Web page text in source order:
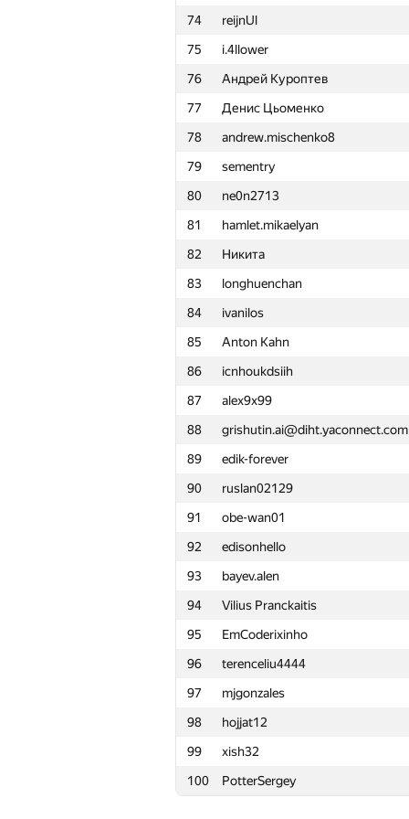
74
reijnUl
75
i.4llower
76
Андрей Куроптев
77
Денис Цьоменко
78
andrew.mischenko8
79
sementry
80
ne0n2713
81
hamlet.mikaelyan
82
Никита
83
longhuenchan
84
ivanilos
85
Anton Kahn
86
icnhoukdsiih
87
alex9x99
88
grishutin.ai@diht.yaconnect.com
89
edik-forever
90
ruslan02129
91
obe-wan01
92
edisonhello
93
bayev.alen
94
Vilius Pranckaitis
95
EmCoderixinho
96
terenceliu4444
97
mjgonzales
98
hojjat12
99
xish32
100
PotterSergey
51 Роман Оськин
52
cbcds
53
roman.bylina2007
54
jestiankin.boris
55
Xagak Galstyan
56
Евгений Нефёдов
57
waynetuinfor
58
Sina.Abbasi
59
fcieagle93
60
oleg.fomenko2002
61
aleex.fil
62
did.il
63
sk.soslan
64
Himanshu Jain
65
r3tsky
66
vapach
67
skaldfire
68
sasha mandrik
69
0x2207
70
poul1298
71
cki86201
72
sidorenkobor
73
shaunderoza
74
reijnUl
75
i.4llower
76
Андрей Куроптев
77
Денис Цьоменко